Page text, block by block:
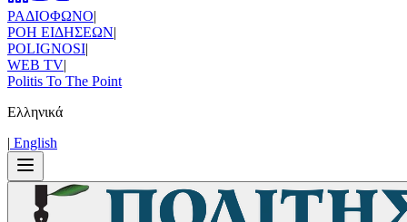
ΡΑΔΙΟΦΩΝΟ|
ΡΟΗ ΕΙΔΗΣΕΩΝ|
POLIGNOSI|
WEB TV|
Politis To The Point
Ελληνικά
| Εnglish